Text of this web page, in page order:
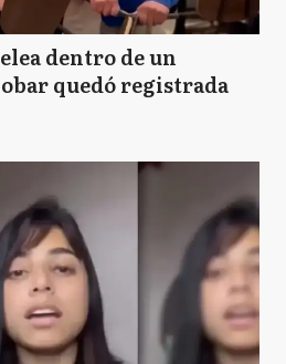
dentro de un
quedó registrada